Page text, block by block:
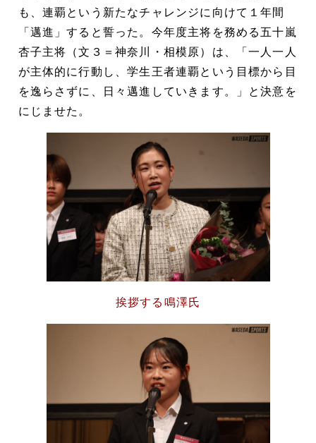
も、連覇という新たなチャレンジに向けて１年間
「邁進」すると誓った。今年度主将を務める五十嵐
杏子主将（文３＝神奈川・相模原）は、「一人一人
が主体的に行動し、学生王者連覇という目標から目
を逸らさずに、日々邁進していきます。」と決意を
にじませた。
挨拶する鳴澤氏